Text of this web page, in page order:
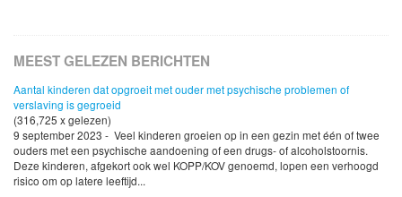
MEEST GELEZEN BERICHTEN
Aantal kinderen dat opgroeit met ouder met psychische problemen of
verslaving is gegroeid
(316,725 x gelezen)
9 september 2023 - Veel kinderen groeien op in een gezin met één of twee
ouders met een psychische aandoening of een drugs- of alcoholstoornis.
Deze kinderen, afgekort ook wel KOPP/KOV genoemd, lopen een verhoogd
risico om op latere leeftijd...